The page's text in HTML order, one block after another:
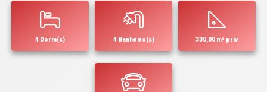
4 Dorm(s) 4 Banheiro(s) 330,00 m² priv.